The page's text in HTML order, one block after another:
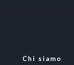
Chi siamo